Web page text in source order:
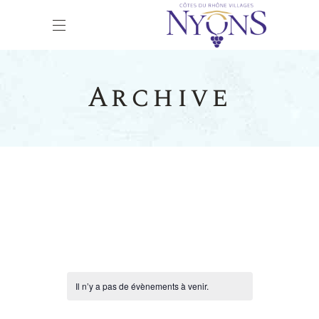
Archive
Il n’y a pas de évènements à venir.